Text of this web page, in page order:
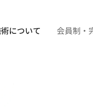
について 会員制・